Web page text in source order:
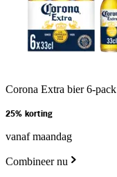
Corona Extra bier 6-pack
25% korting
vanaf maandag
Combineer nu